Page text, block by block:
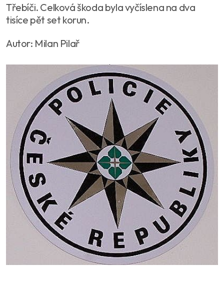
Třebíči. Celková škoda byla vyčíslena na dva
tisíce pět set korun.
Autor: Milan Pilař